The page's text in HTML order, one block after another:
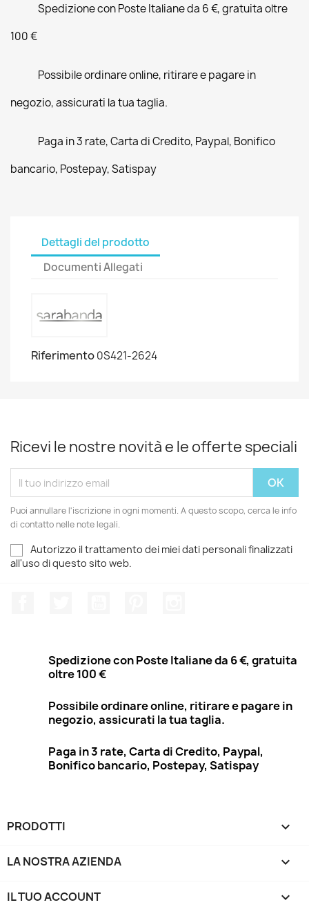
Spedizione con Poste Italiane da 6 €, gratuita oltre
100 €
Possibile ordinare online, ritirare e pagare in
negozio, assicurati la tua taglia.
Paga in 3 rate, Carta di Credito, Paypal, Bonifico
bancario, Postepay, Satispay
Dettagli del prodotto
Documenti Allegati
Riferimento0S421-2624
Ricevi le nostre novità e le offerte speciali
Puoi annullare l'iscrizione in ogni momenti. A questo scopo, cerca le info
di contatto nelle note legali.
Autorizzo il trattamento dei miei dati personali finalizzati
all'uso di questo sito web.
Spedizione con Poste Italiane da 6 €, gratuita
oltre 100 €
Possibile ordinare online, ritirare e pagare in
negozio, assicurati la tua taglia.
Paga in 3 rate, Carta di Credito, Paypal,
Bonifico bancario, Postepay, Satispay
PRODOTTI 
LA NOSTRA AZIENDA 
IL TUO ACCOUNT 